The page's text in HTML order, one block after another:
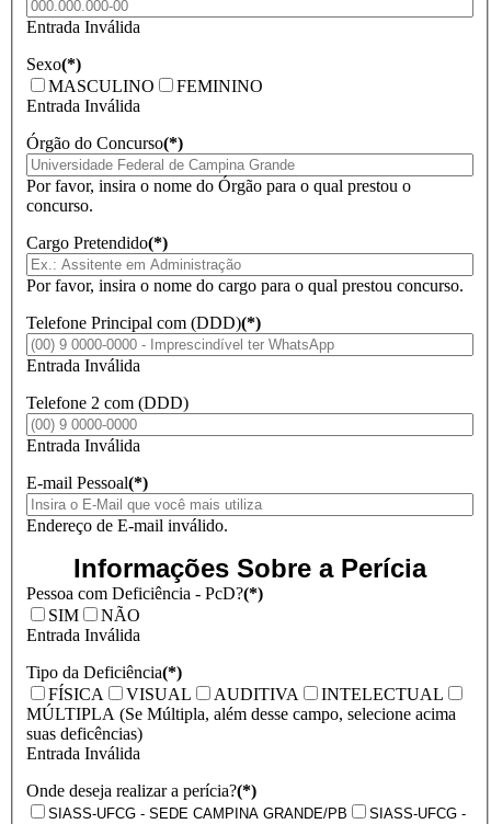
Entrada Inválida
Sexo(*)
MASCULINO
FEMININO
Entrada Inválida
Órgão do Concurso(*)
Por favor, insira o nome do Órgão para o qual prestou o
concurso.
Cargo Pretendido(*)
Por favor, insira o nome do cargo para o qual prestou concurso.
Telefone Principal com (DDD)(*)
Entrada Inválida
Telefone 2 com (DDD)
Entrada Inválida
E-mail Pessoal(*)
Endereço de E-mail inválido.
Informações Sobre a Perícia
Pessoa com Deficiência - PcD?(*)
SIM
NÃO
Entrada Inválida
Tipo da Deficiência(*)
FÍSICA
VISUAL AUDITIVA
INTELECTUAL
MÚLTIPLA (Se Múltipla, além desse campo, selecione acima
suas deficências)
Entrada Inválida
Onde deseja realizar a perícia?(*)
SIASS-UFCG - SEDE CAMPINA GRANDE/PB
SIASS-UFCG -